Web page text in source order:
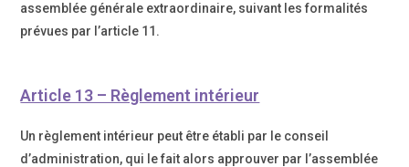
assemblée générale extraordinaire, suivant les formalités
prévues par l’article 11.
Article 13 – Règlement intérieur
Un règlement intérieur peut être établi par le conseil
d’administration, qui le fait alors approuver par l’assemblée